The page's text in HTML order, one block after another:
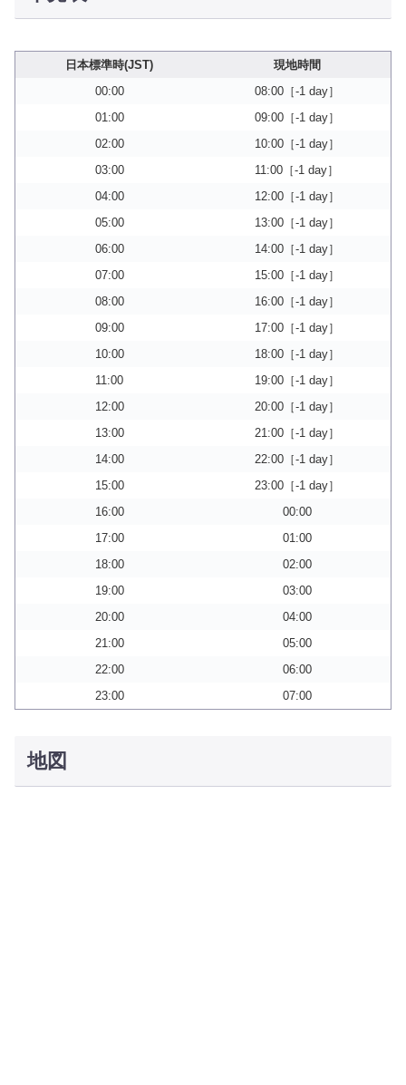
日本標準時(JST)
現地時間
00:00
08:00［-1 day］
01:00
09:00［-1 day］
02:00
10:00［-1 day］
03:00
11:00［-1 day］
04:00
12:00［-1 day］
05:00
13:00［-1 day］
06:00
14:00［-1 day］
07:00
15:00［-1 day］
08:00
16:00［-1 day］
09:00
17:00［-1 day］
10:00
18:00［-1 day］
11:00
19:00［-1 day］
12:00
20:00［-1 day］
13:00
21:00［-1 day］
14:00
22:00［-1 day］
15:00
23:00［-1 day］
16:00
00:00
17:00
01:00
18:00
02:00
19:00
03:00
20:00
04:00
21:00
05:00
22:00
06:00
23:00
07:00
地図